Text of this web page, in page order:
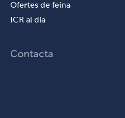
Ofertes de feina
ICR al dia
Contacta